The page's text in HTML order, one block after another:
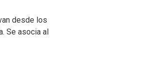
desde los
Se asocia al